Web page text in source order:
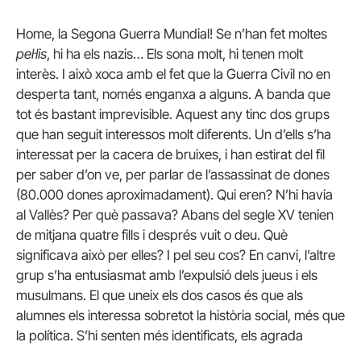
Home, la Segona Guerra Mundial! Se n’han fet moltes
pel·lis, hi ha els nazis… Els sona molt, hi tenen molt
interès. I això xoca amb el fet que la Guerra Civil no en
desperta tant, només enganxa a alguns. A banda que
tot és bastant imprevisible. Aquest any tinc dos grups
que han seguit interessos molt diferents. Un d’ells s’ha
interessat per la cacera de bruixes, i han estirat del fil
per saber d’on ve, per parlar de l’assassinat de dones
(80.000 dones aproximadament). Qui eren? N’hi havia
al Vallès? Per què passava? Abans del segle XV tenien
de mitjana quatre fills i després vuit o deu. Què
significava això per elles? I pel seu cos? En canvi, l’altre
grup s’ha entusiasmat amb l’expulsió dels jueus i els
musulmans. El que uneix els dos casos és que als
alumnes els interessa sobretot la història social, més que
la política. S’hi senten més identificats, els agrada